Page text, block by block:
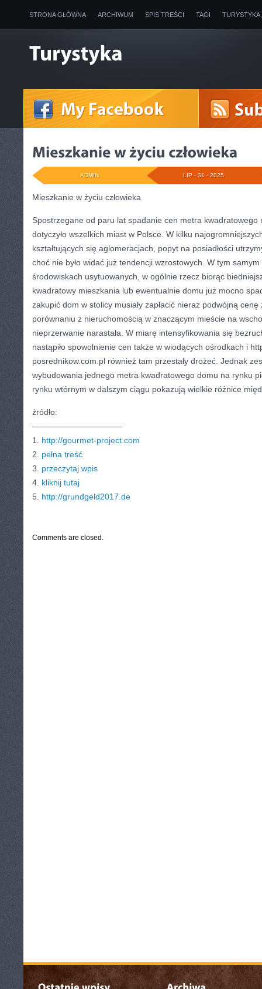
STRONA GŁÓWNA ARCHIWUM SPIS TREŚCI TAGI
LIP - 31 - 2025
ADMIN
Mieszkanie w życiu człowieka
Spostrzegane od paru lat spadanie cen metra kwadratowego
dotyczyło wszelkich miast w Polsce. W kilku
kształtujących się aglomeracjach, popyt na posiadłości
choć nie było widać już tendencji wzrostowych. W tym
środowiskach usytuowanych, w ogólnie rzecz biorąc
kwadratowy mieszkania lub ewentualnie domu już mocno
zakupić dom w stolicy musiały zapłacić nieraz podwójną
porównaniu z nieruchomością w znaczącym mieście na
nieprzerwanie narastała. W miarę intensyfikowania się
nastąpiło spowolnienie cen także w wiodących ośrodkach i
posrednikow.com.pl również tam przestały drożeć. Jednak
wybudowania jednego metra kwadratowego domu na rynku
rynku wtórnym w dalszym ciągu pokazują wielkie różnice
źródło:
———————————
1. http://gourmet-project.com
2. pełna treść
3. przeczytaj wpis
4. kliknij tutaj
5. http://grundgeld2017.de
Comments are closed.